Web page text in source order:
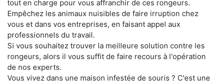
tout en charge pour vous affranchir de ces rongeurs.
Empêchez les animaux nuisibles de faire irruption chez
vous et dans vos entreprises, en faisant appel aux
professionnels du travail.
Si vous souhaitez trouver la meilleure solution contre les
rongeurs, alors il vous suffit de faire recours à l'opération
de nos experts.
Vous vivez dans une maison infestée de souris ? C'est une